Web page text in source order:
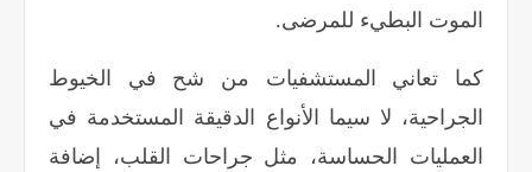
الموت البطيء للمرضى.
كما تعاني المستشفيات من شح في الخيوط
الجراحية، لا سيما الأنواع الدقيقة المستخدمة في
العمليات الحساسة، مثل جراحات القلب، إضافة